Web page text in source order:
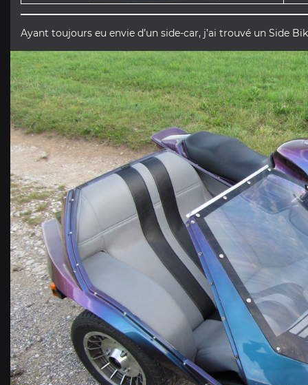
Ayant toujours eu envie d’un side-car, j’ai trouvé un Side